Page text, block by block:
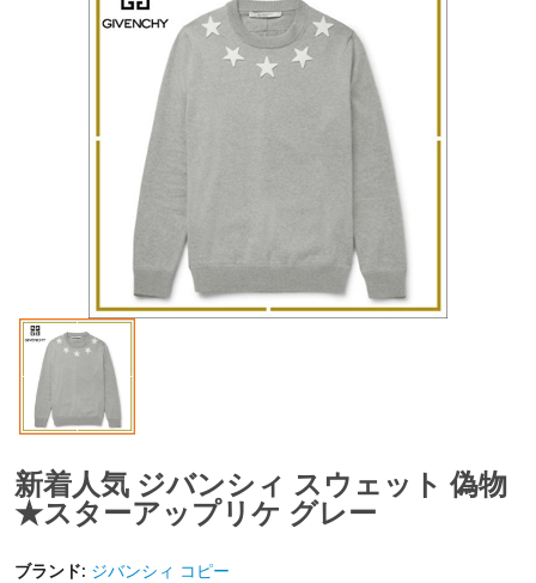
​新着人気 ジバンシィ スウェット 偽物
★スターアップリケ グレー
ブランド: ジバンシィ コピー